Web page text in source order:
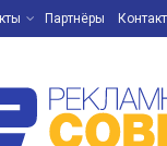
Партнёры